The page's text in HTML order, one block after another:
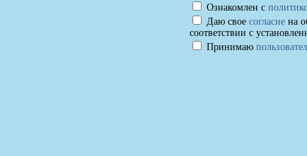
Ознакомлен с
Даю свое согласие на
соответствии с
Принимаю